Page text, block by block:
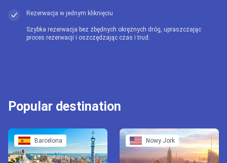
Rezerwacja w jednym kliknięciu
Szybka rezerwacja bez zbędnych okrężnych dróg, upraszczając
proces rezerwacji i oszczędzając czas i trud.
Popular destination
Barcelona Nowy Jork